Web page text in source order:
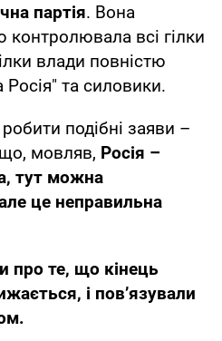
партія. Вона
контролювала всі гілки
влади повністю
та силовики.
подібні заяви –
мовляв, Росія –
тут можна
це неправильна
про те, що кінець
і пов’язували